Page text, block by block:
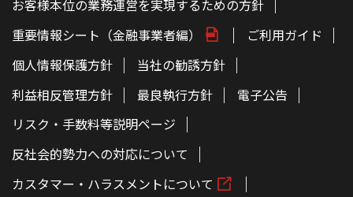
お客様本位の業務運営を実現するための方針
重要情報シート（金融事業者編）
ご利用ガイド
個人情報保護方針
当社の勧誘方針
利益相反管理方針
最良執行方針
電子公告
リスク・手数料等説明ページ
反社会的勢力への対応について
カスタマー・ハラスメントについて